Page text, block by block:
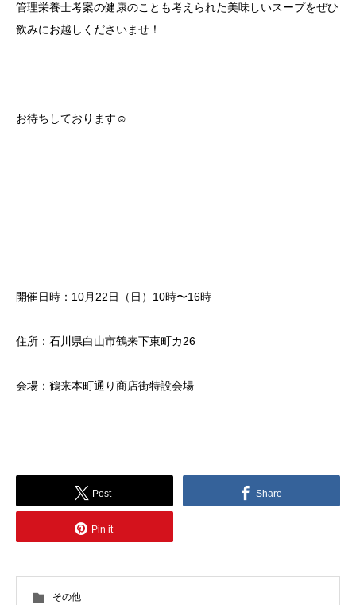
管理栄養士考案の健康のことも考えられた美味しいスープをぜひ
飲みにお越しくださいませ！
お待ちしております☺️
開催日時：10月22日（日）10時〜16時
住所：石川県白山市鶴来下東町カ26
会場：鶴来本町通り商店街特設会場
Post Share
Pin it
その他